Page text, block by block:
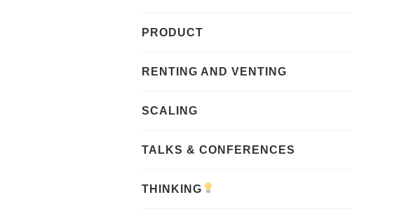
PRODUCT
RENTING AND VENTING
SCALING
TALKS & CONFERENCES
THINKING